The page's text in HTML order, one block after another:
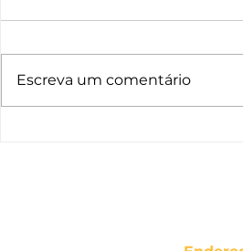
“Aquele que não poupou o
que não nos dará
graciosamente com ele todas
Escreva um comentário